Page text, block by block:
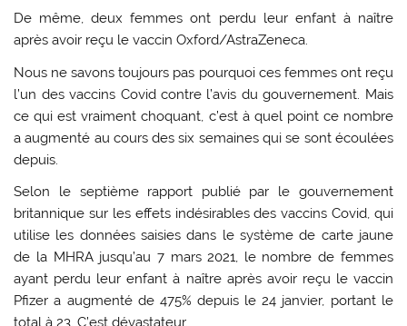
De même, deux femmes ont perdu leur enfant à naître
après avoir reçu le vaccin Oxford/AstraZeneca.
Nous ne savons toujours pas pourquoi ces femmes ont reçu
l’un des vaccins Covid contre l’avis du gouvernement. Mais
ce qui est vraiment choquant, c’est à quel point ce nombre
a augmenté au cours des six semaines qui se sont écoulées
depuis.
Selon le septième rapport publié par le gouvernement
britannique sur les effets indésirables des vaccins Covid, qui
utilise les données saisies dans le système de carte jaune
de la MHRA jusqu’au 7 mars 2021, le nombre de femmes
ayant perdu leur enfant à naître après avoir reçu le vaccin
Pfizer a augmenté de 475% depuis le 24 janvier, portant le
total à 23. C’est dévastateur.